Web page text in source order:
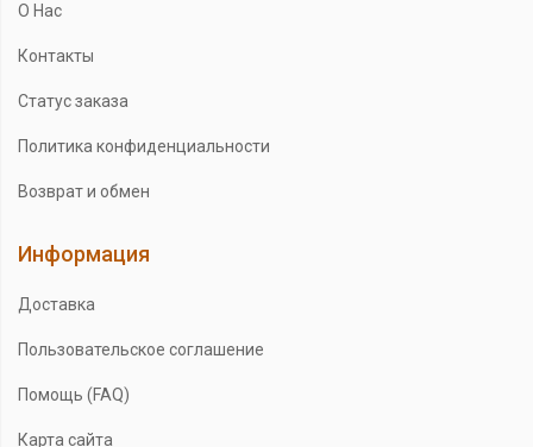
О Нас
Контакты
Статус заказа
Политика конфиденциальности
Возврат и обмен
Информация
Доставка
Пользовательское соглашение
Помощь (FAQ)
Карта сайта